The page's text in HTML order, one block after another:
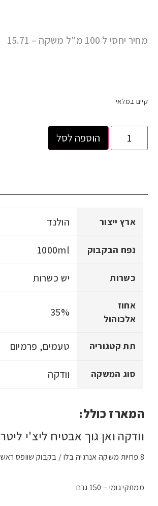
מחיר יחסי ל 100 מ"ל משקה – 15.71
קיים במלאי
הוספה לסל
ארץ ייצור הולנד
נפח הבקבוק 1000ml
כשרות יש כשרות
אחוז
אלכוהול
35%
תת קטגוריה טעמים, פרמיום
סוג המשקה וודקה
המארז כולל:
וודקה ואן גוך אבטיח ליצ'י ליטר
8 פחיות משקה אנרגיה בלו / בקבוק שוופס ראשן 1.5 ליטר
ממתקי גומי – 150 גרם